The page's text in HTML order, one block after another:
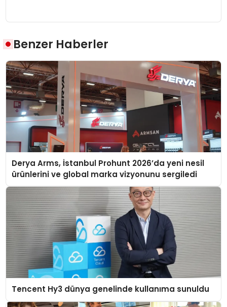
Benzer Haberler
Derya Arms, İstanbul Prohunt 2026’da yeni nesil
ürünlerini ve global marka vizyonunu sergiledi
Tencent Hy3 dünya genelinde kullanıma sunuldu